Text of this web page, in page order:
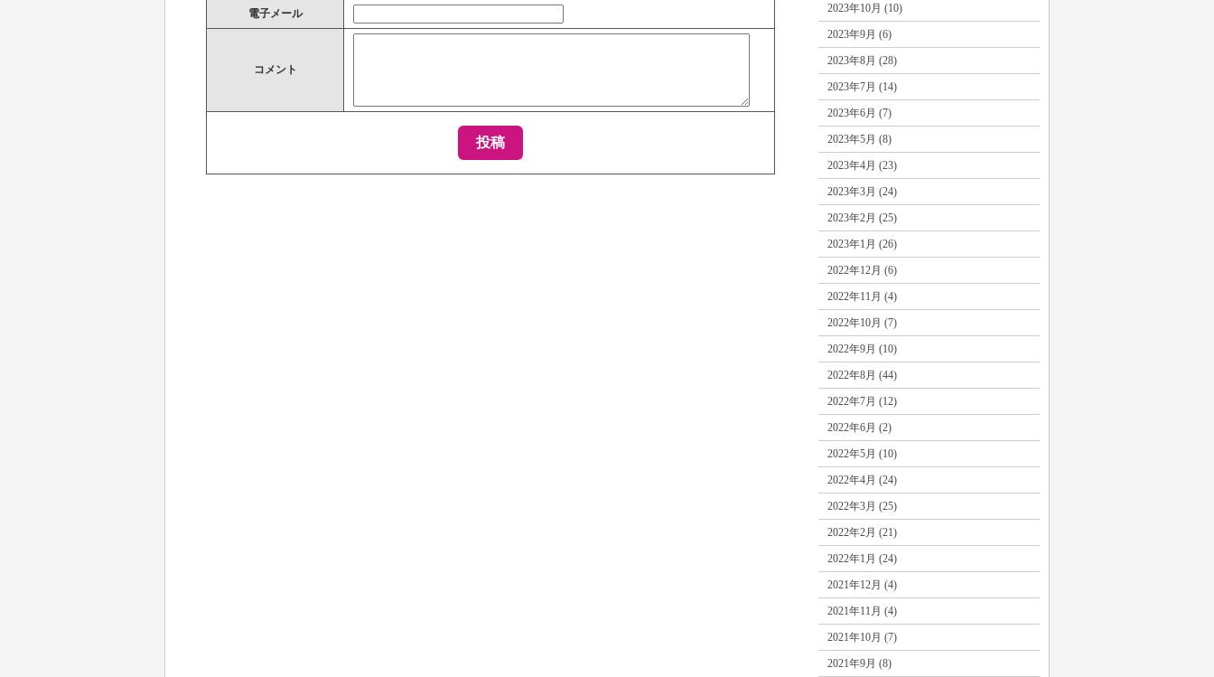
電子メール
コメント
2023年10月 (10)
2023年9月 (6)
2023年8月 (28)
2023年7月 (14)
2023年6月 (7)
2023年5月 (8)
2023年4月 (23)
2023年3月 (24)
2023年2月 (25)
2023年1月 (26)
2022年12月 (6)
2022年11月 (4)
2022年10月 (7)
2022年9月 (10)
2022年8月 (44)
2022年7月 (12)
2022年6月 (2)
2022年5月 (10)
2022年4月 (24)
2022年3月 (25)
2022年2月 (21)
2022年1月 (24)
2021年12月 (4)
2021年11月 (4)
2021年10月 (7)
2021年9月 (8)